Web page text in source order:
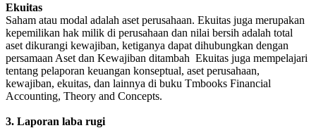
Ekuitas
Saham atau modal adalah aset perusahaan. Ekuitas juga merupakan
kepemilikan hak milik di perusahaan dan nilai bersih adalah total
aset dikurangi kewajiban, ketiganya dapat dihubungkan dengan
persamaan Aset dan Kewajiban ditambah Ekuitas juga mempelajari
tentang pelaporan keuangan konseptual, aset perusahaan,
kewajiban, ekuitas, dan lainnya di buku Tmbooks Financial
Accounting, Theory and Concepts.
3. Laporan laba rugi